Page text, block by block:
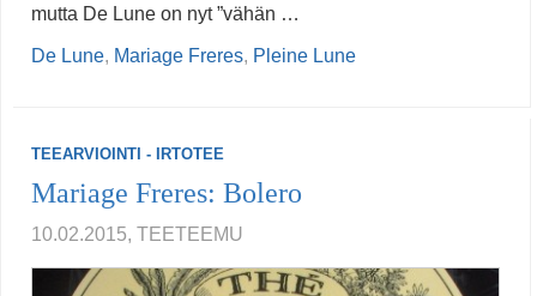
mutta De Lune on nyt ”vähän …
De Lune, Mariage Freres, Pleine Lune
TEEARVIOINTI - IRTOTEE
Mariage Freres: Bolero
10.02.2015, TEETEEMU